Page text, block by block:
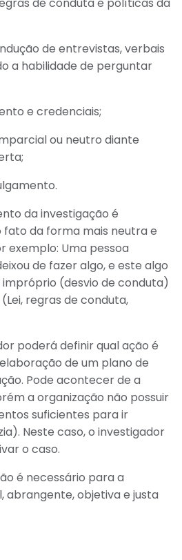
de conduta e políticas da
de entrevistas, verbais
a habilidade de perguntar
e credenciais;
ou neutro diante
da investigação é
da forma mais neutra e
exemplo: Uma pessoa
de fazer algo, e este algo
(desvio de conduta)
regras de conduta,
poderá definir qual ação é
de um plano de
Pode acontecer de a
a organização não possuir
suficientes para ir
Neste caso, o investigador
o caso.
é necessário para a
abrangente, objetiva e justa